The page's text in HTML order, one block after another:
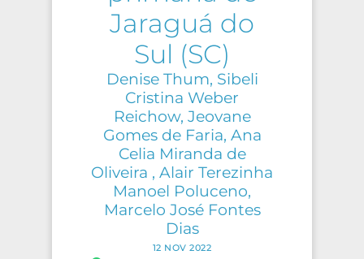
Jaraguá do
Sul (SC)
Denise Thum, Sibeli
Cristina Weber
Reichow, Jeovane
Gomes de Faria, Ana
Celia Miranda de
Oliveira , Alair Terezinha
Manoel Poluceno,
Marcelo José Fontes
Dias
12 NOV 2022